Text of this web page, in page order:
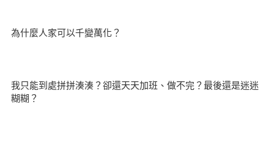
為什麼人家可以千變萬化？
我只能到處拼拼湊湊？卻還天天加班、做不完？最後還是迷迷
糊糊？